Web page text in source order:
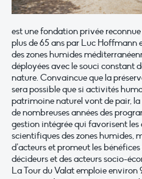
est une fondation privée
plus de 65 ans par Luc
des zones humides
déployées avec le souci constant
nature. Convaincue que la
sera possible que si activités
patrimoine naturel vont de pair,
de nombreuses années des
gestion intégrée qui favorisent
scientifiques des zones humides,
d’acteurs et promeut les
décideurs et des acteurs socio-
La Tour du Valat emploie environ